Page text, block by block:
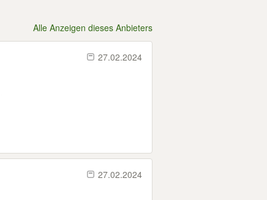
Alle Anzeigen dieses Anbieters
27.02.2024
27.02.2024